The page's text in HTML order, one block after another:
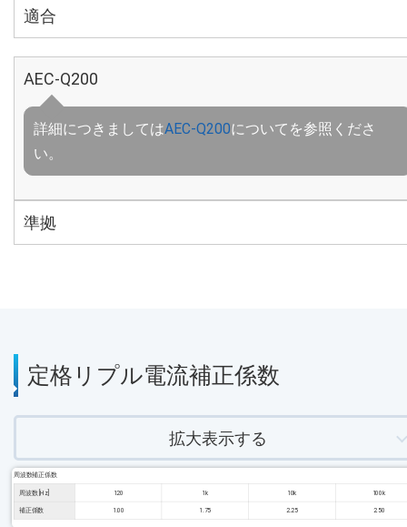
適合
AEC-Q200
詳細につきましてはAEC-Q200についてを参照くださ
い。
準拠
定格リプル電流補正係数
拡大表示する
周波数補正係数
周波数 [Hz] 120 1k 10k 100k
補正係数 1.00 1.75 2.25 2.50